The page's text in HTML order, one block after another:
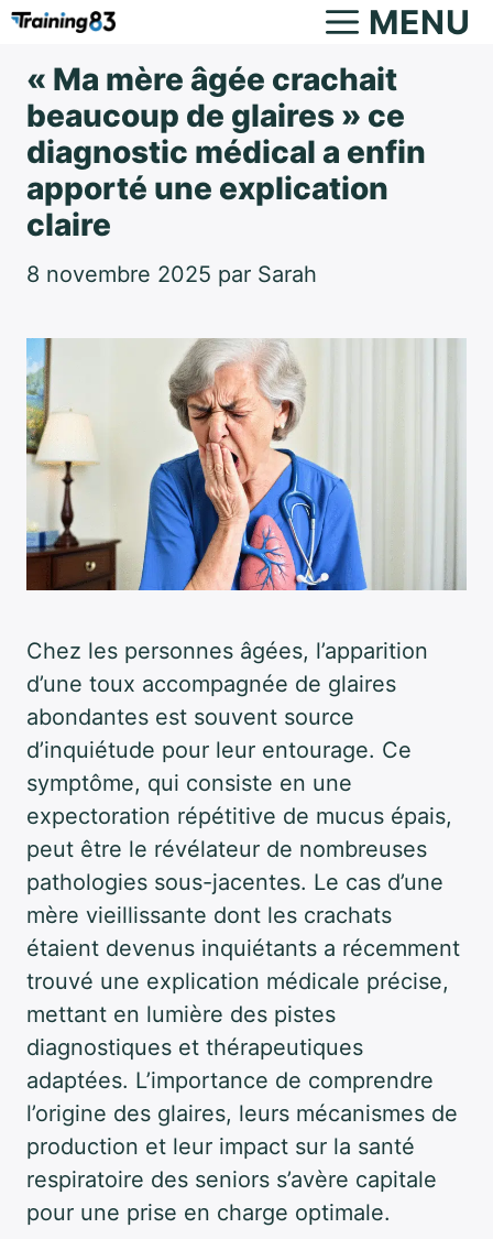
Aller
contenu
MENU
« Ma mère âgée crachait
beaucoup de glaires » ce
diagnostic médical a enfin
apporté une explication
claire
8 novembre 2025 par Sarah
Chez les personnes âgées, l’apparition
d’une toux accompagnée de glaires
abondantes est souvent source
d’inquiétude pour leur entourage. Ce
symptôme, qui consiste en une
expectoration répétitive de mucus épais,
peut être le révélateur de nombreuses
pathologies sous-jacentes. Le cas d’une
mère vieillissante dont les crachats
étaient devenus inquiétants a récemment
trouvé une explication médicale précise,
mettant en lumière des pistes
diagnostiques et thérapeutiques
adaptées. L’importance de comprendre
l’origine des glaires, leurs mécanismes de
production et leur impact sur la santé
respiratoire des seniors s’avère capitale
pour une prise en charge optimale.